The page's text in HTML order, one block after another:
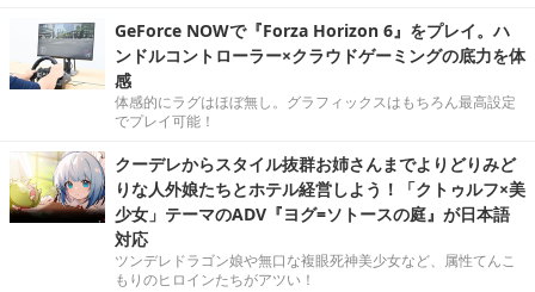
GeForce NOWで『Forza Horizon 6』をプレイ。ハ
ンドルコントローラー×クラウドゲーミングの底力を体
感
体感的にラグはほぼ無し。グラフィックスはもちろん最高設定
でプレイ可能！
クーデレからスタイル抜群お姉さんまでよりどりみど
りな人外娘たちとホテル経営しよう！「クトゥルフ×美
少女」テーマのADV『ヨグ=ソトースの庭』が日本語
対応
ツンデレドラゴン娘や無口な複眼死神美少女など、属性てんこ
もりのヒロインたちがアツい！